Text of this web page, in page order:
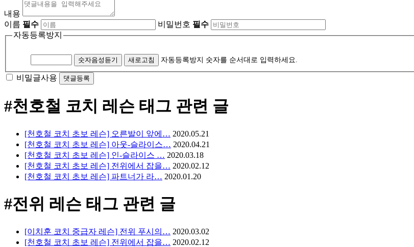
내용
이름 필수 비밀번호 필수
자동등록방지
숫자음성듣기 새로고침 자동등록방지 숫자를 순서대로 입력하세요.
비밀글사용
#천호철 코치 레슨 태그 관련 글
[천호철 코치 초보 레슨] 오른발이 앞에… 2020.05.21
[천호철 코치 초보 레슨] 아웃-슬라이스… 2020.04.21
[천호철 코치 초보 레슨] 인-슬라이스 … 2020.03.18
[천호철 코치 초보 레슨] 전위에서 잡을… 2020.02.12
​[천호철 코치 초보 레슨] 파트너가 라… 2020.01.20
#전위 레슨 태그 관련 글
[이치훈 코치 중급자 레슨] 전위 푸시의… 2020.03.02
[천호철 코치 초보 레슨] 전위에서 잡을… 2020.02.12